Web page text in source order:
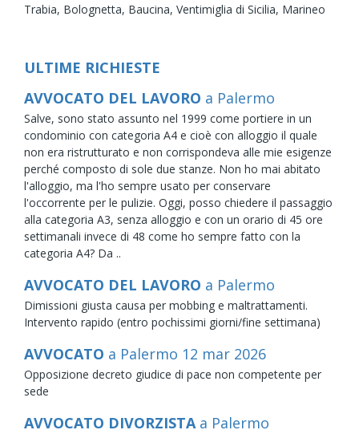
Trabia, Bolognetta, Baucina, Ventimiglia di Sicilia, Marineo
ULTIME RICHIESTE
AVVOCATO DEL LAVORO a Palermo
Salve, sono stato assunto nel 1999 come portiere in un
condominio con categoria A4 e cioè con alloggio il quale
non era ristrutturato e non corrispondeva alle mie esigenze
perché composto di sole due stanze. Non ho mai abitato
l'alloggio, ma l'ho sempre usato per conservare
l'occorrente per le pulizie. Oggi, posso chiedere il passaggio
alla categoria A3, senza alloggio e con un orario di 45 ore
settimanali invece di 48 come ho sempre fatto con la
categoria A4? Da ..
AVVOCATO DEL LAVORO a Palermo
Dimissioni giusta causa per mobbing e maltrattamenti.
Intervento rapido (entro pochissimi giorni/fine settimana)
AVVOCATO a Palermo 12 mar 2026
Opposizione decreto giudice di pace non competente per
sede
AVVOCATO DIVORZISTA a Palermo